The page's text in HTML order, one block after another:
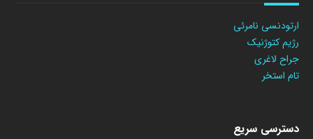
ارتودنسی نامرئی
رژیم کتوژنیک
جراح لاغری
تام استخر
دسترسی سریع